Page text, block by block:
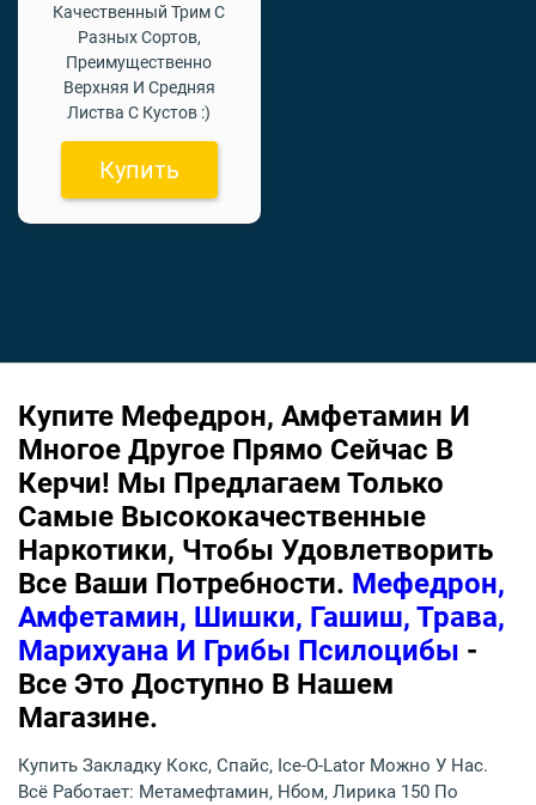
Качественный Трим С
Разных Сортов,
Преимущественно
Верхняя И Средняя
Листва С Кустов :)
Купить
Купите Мефедрон, Амфетамин И
Многое Другое Прямо Сейчас В
Керчи! Мы Предлагаем Только
Самые Высококачественные
Наркотики, Чтобы Удовлетворить
Все Ваши Потребности. Мефедрон,
Амфетамин, Шишки, Гашиш, Трава,
Марихуана И Грибы Псилоцибы -
Все Это Доступно В Нашем
Магазине.
Купить Закладку Кокс, Спайс, Ice-O-Lator Можно У Нас.
Всё Работает: Метамефтамин, Нбом, Лирика 150 По